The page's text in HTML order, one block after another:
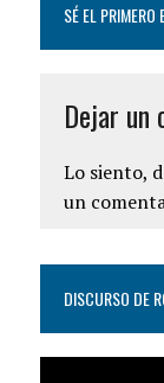
SÉ EL PRIMERO
Dejar un
Lo siento,
un
DISCURSO DE